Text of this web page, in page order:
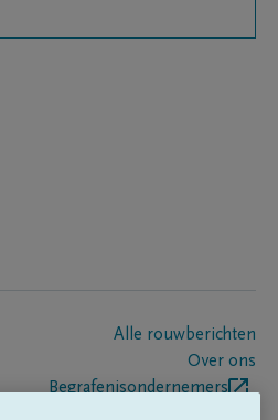
Alle rouwberichten
Over ons
Begrafenisondernemers